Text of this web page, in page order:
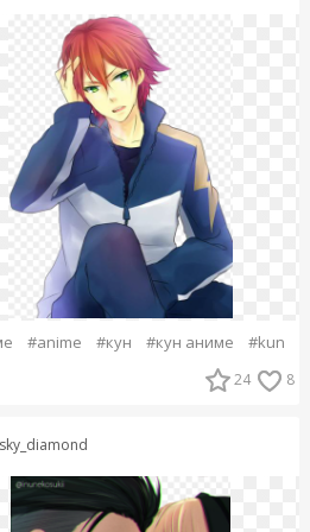
#anime #кун #кун аниме #kun
24 8